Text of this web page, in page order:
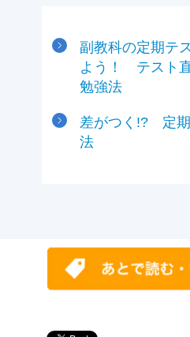
副教科の定期テ
よう！ テスト
勉強法
差がつく!? 定
法